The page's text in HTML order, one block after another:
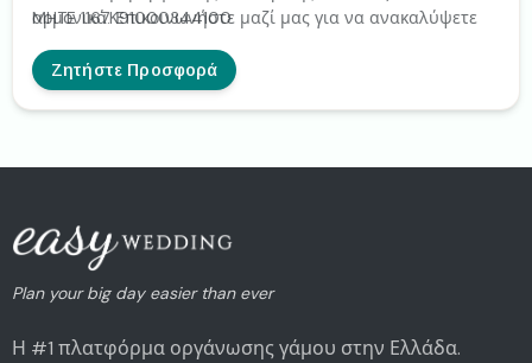
αρμονικά. Επικοινωνήστε μαζί μας για να ανακαλύψετε
ιδιωτικών εκδηλώσεων και τις μοναδικές εμπειρίες που
θα κάνουν τη σημαντική σας ημέρα πραγματικά
MHTE 1167K91000344100
Ζητήστε Προσφορά
Plan your big day easier than ever
Η #1 πλατφόρμα οργάνωσης γάμου στην Ελλάδα.